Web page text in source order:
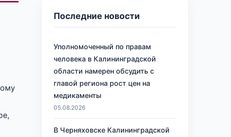
Последние новости
Уполномоченный по правам
человека в Калининградской
области намерен обсудить с
главой региона рост цен на
медикаменты
05.08.2026
В Черняховске Калининградской